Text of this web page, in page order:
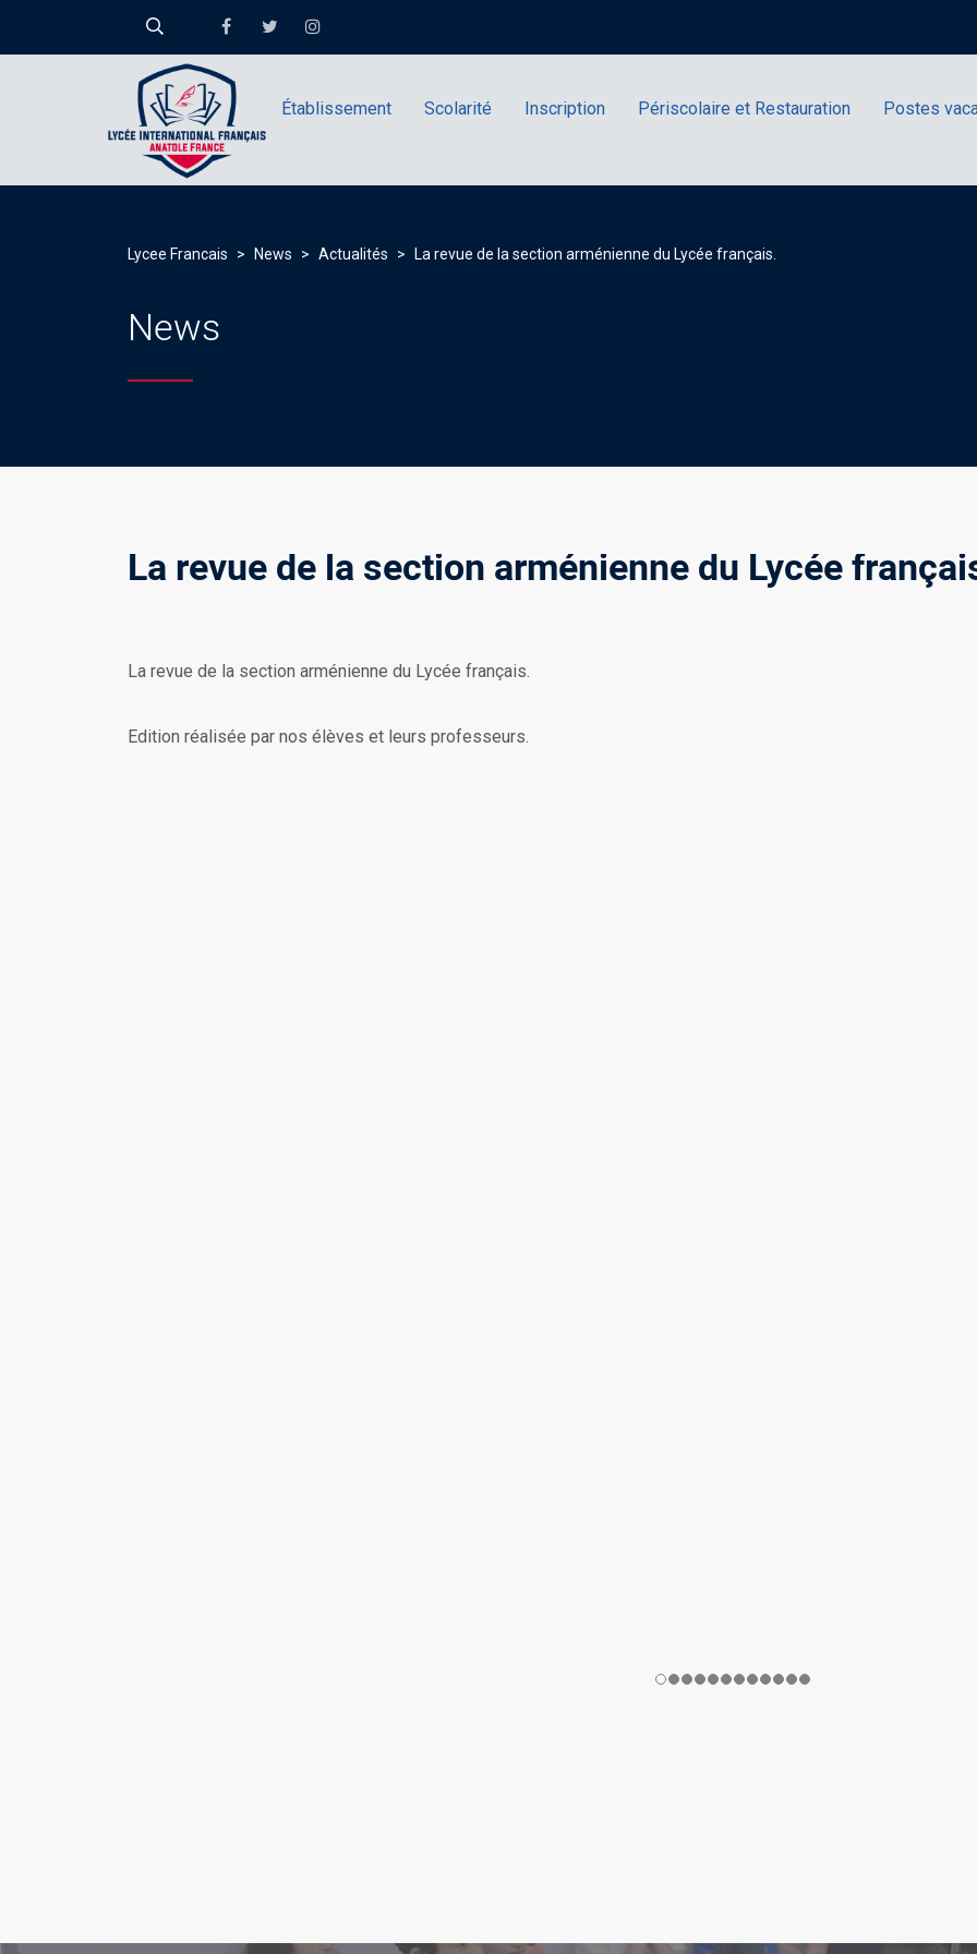
Établissement Scolarité Inscription Périscolaire et Restauration Postes
Lycee Francais > News > Actualités > La revue de la section arménienne du Lycée français.
News
La revue de la section arménienne du Lycée
La revue de la section arménienne du Lycée français.
Edition réalisée par nos élèves et leurs professeurs.